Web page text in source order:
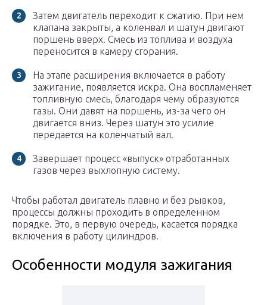
Затем двигатель переходит к сжатию. При нем
клапана закрыты, а коленвал и шатун двигают
поршень вверх. Смесь из топлива и воздуха
переносится в камеру сгорания.
На этапе расширения включается в работу
зажигание, появляется искра. Она воспламеняет
топливную смесь, благодаря чему образуются
газы. Они давят на поршень, из-за чего он
двигается вниз. Через шатун это усилие
передается на коленчатый вал.
Завершает процесс «выпуск» отработанных
газов через выхлопную систему.
Чтобы работал двигатель плавно и без рывков,
процессы должны проходить в определенном
порядке. Это, в первую очередь, касается порядка
включения в работу цилиндров.
Особенности модуля зажигания